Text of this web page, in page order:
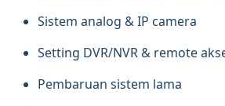
Sistem analog & IP camera
Setting DVR/NVR & remote
Pembaruan sistem lama